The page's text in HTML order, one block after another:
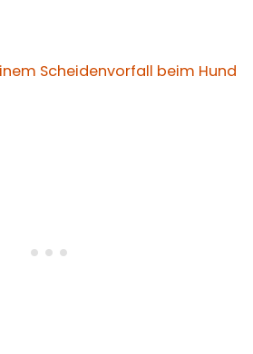
Scheidenvorfall beim Hund